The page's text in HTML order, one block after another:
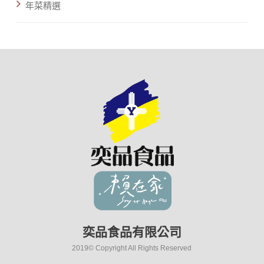
年菜精選
奕品食品有限公司
2019© Copyright All Rights Reserved